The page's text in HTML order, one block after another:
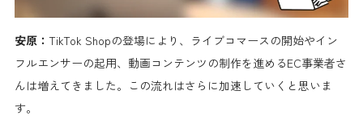
安原： TikTok Shopの登場により、ライブコマースの開始やイン
フルエンサーの起用、動画コンテンツの制作を進めるEC事業者さ
んは増えてきました。この流れはさらに加速していくと思いま
す。